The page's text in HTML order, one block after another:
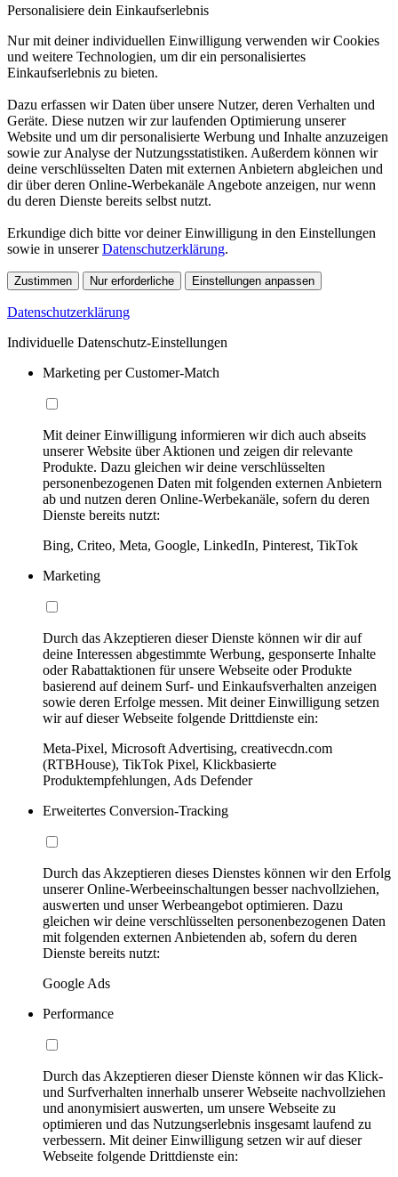
Personalisiere dein Einkaufserlebnis
Nur mit deiner individuellen Einwilligung verwenden wir Cookies
und weitere Technologien, um dir ein personalisiertes
Einkaufserlebnis zu bieten.
Dazu erfassen wir Daten über unsere Nutzer, deren Verhalten und
Geräte. Diese nutzen wir zur laufenden Optimierung unserer
Website und um dir personalisierte Werbung und Inhalte anzuzeigen
sowie zur Analyse der Nutzungsstatistiken. Außerdem können wir
deine verschlüsselten Daten mit externen Anbietern abgleichen und
dir über deren Online-Werbekanäle Angebote anzeigen, nur wenn
du deren Dienste bereits selbst nutzt.
Erkundige dich bitte vor deiner Einwilligung in den Einstellungen
sowie in unsererDatenschutzerklärung.
Zustimmen Nur erforderliche Einstellungen anpassen
Datenschutzerklärung
Individuelle Datenschutz-Einstellungen
Marketing per Customer-Match
Mit deiner Einwilligung informieren wir dich auch abseits
unserer Website über Aktionen und zeigen dir relevante
Produkte. Dazu gleichen wir deine verschlüsselten
personenbezogenen Daten mit folgenden externen Anbietern
ab und nutzen deren Online-Werbekanäle, sofern du deren
Dienste bereits nutzt:
Bing, Criteo, Meta, Google, LinkedIn, Pinterest, TikTok
Marketing
Durch das Akzeptieren dieser Dienste können wir dir auf
deine Interessen abgestimmte Werbung, gesponserte Inhalte
oder Rabattaktionen für unsere Webseite oder Produkte
basierend auf deinem Surf- und Einkaufsverhalten anzeigen
sowie deren Erfolge messen. Mit deiner Einwilligung setzen
wir auf dieser Webseite folgende Drittdienste ein:
Meta-Pixel, Microsoft Advertising, creativecdn.com
(RTBHouse), TikTok Pixel, Klickbasierte
Produktempfehlungen, Ads Defender
Erweitertes Conversion-Tracking
Durch das Akzeptieren dieses Dienstes können wir den Erfolg
unserer Online-Werbeeinschaltungen besser nachvollziehen,
auswerten und unser Werbeangebot optimieren. Dazu
gleichen wir deine verschlüsselten personenbezogenen Daten
mit folgenden externen Anbietenden ab, sofern du deren
Dienste bereits nutzt:
Google Ads
Performance
Durch das Akzeptieren dieser Dienste können wir das Klick-
und Surfverhalten innerhalb unserer Webseite nachvollziehen
und anonymisiert auswerten, um unsere Webseite zu
optimieren und das Nutzungserlebnis insgesamt laufend zu
verbessern. Mit deiner Einwilligung setzen wir auf dieser
Webseite folgende Drittdienste ein: